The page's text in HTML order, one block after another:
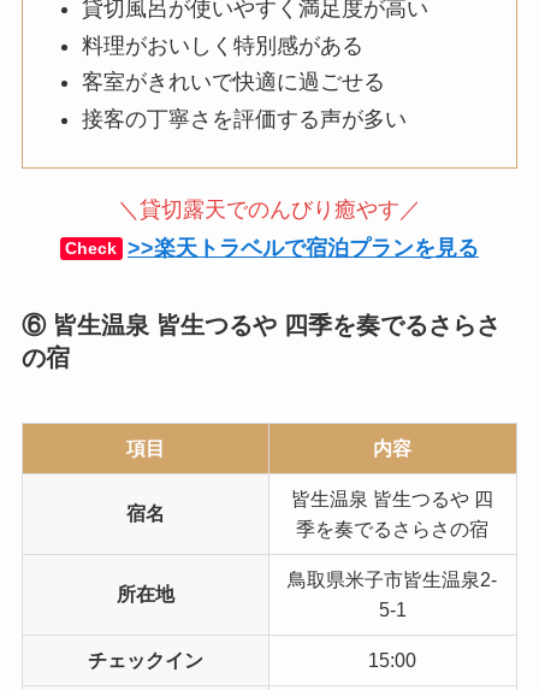
貸切風呂が使いやすく満足度が高い
料理がおいしく特別感がある
客室がきれいで快適に過ごせる
接客の丁寧さを評価する声が多い
＼貸切露天でのんびり癒やす／
Check >>楽天トラベルで宿泊プランを見る
⑥ 皆生温泉 皆生つるや 四季を奏でるさらさ
の宿
項目 内容
宿名
皆生温泉 皆生つるや 四
季を奏でるさらさの宿
所在地
鳥取県米子市皆生温泉2-
5-1
チェックイン 15:00